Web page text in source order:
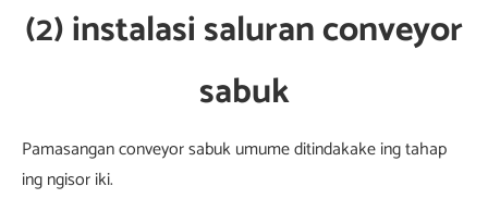
(2) instalasi saluran conveyor
sabuk
Pamasangan conveyor sabuk umume ditindakake ing tahap
ing ngisor iki.